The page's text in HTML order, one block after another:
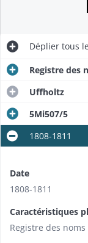
Déplier tous
Registre des
Uffholtz
5Mi507/5
1808-1811
Date
1808-1811
Caractéristiques
Registre des